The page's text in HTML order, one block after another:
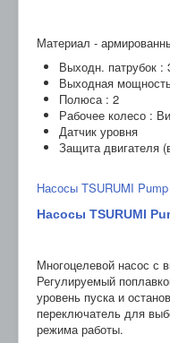
Материал -
Выходн. патрубок :
Выходная
Полюса : 2
Рабочее колесо :
Датчик уровня
Защита двигателя
Насосы TSURUMI
Насосы TSURUMI
Многоцелевой насос с
Регулируемый
уровень пуска и
переключатель для
режима работы.